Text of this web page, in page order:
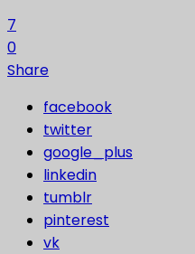
7
0
Share
facebook
twitter
google_plus
linkedin
tumblr
pinterest
vk